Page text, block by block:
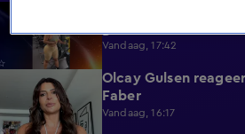
0:13
Vandaag, 17:42
Olcay Gulsen
Faber
Vandaag, 16:17